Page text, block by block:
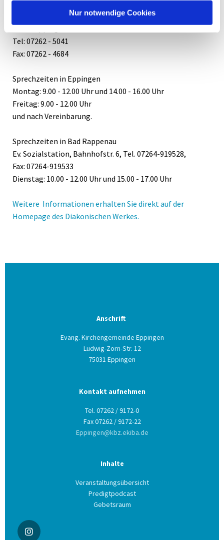
Nur notwendige Cookies
Haus der Diakonie
75031 Eppingen
Tel: 07262 - 5041
Fax: 07262 - 4684
Sprechzeiten in Eppingen
Montag: 9.00 - 12.00 Uhr und 14.00 - 16.00 Uhr
Freitag: 9.00 - 12.00 Uhr
und nach Vereinbarung.
Sprechzeiten in Bad Rappenau
Ev. Sozialstation, Bahnhofstr. 6, Tel. 07264-919528,
Fax: 07264-919533
Dienstag: 10.00 - 12.00 Uhr und 15.00 - 17.00 Uhr
Weitere Informationen erhalten Sie direkt auf der
Homepage des Diakonischen Werkes.
Anschrift
Evang. Kirchengemeinde Eppingen
Ludwig-Zorn-Str. 12
75031 Eppingen
Kontakt aufnehmen
Tel. 07262 / 9172-0
Fax 07262 / 9172-22
Eppingen@kbz.ekiba.de
Inhalte
Veranstaltungsübersicht
Predigtpodcast
Gebetsraum